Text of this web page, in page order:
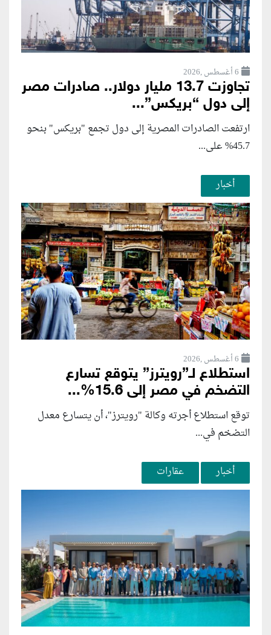
6 أغسطس ,2026
تجاوزت 13.7 مليار دولار.. صادرات مصر
إلى دول “بريكس”...
ارتفعت الصادرات المصرية إلى دول تجمع "بريكس" بنحو
45.7% على...
أخبار
6 أغسطس ,2026
استطلاع لـ”رويترز” يتوقع تسارع
التضخم في مصر إلى 15.6%...
توقع استطلاع أجرته وكالة "رويترز"، أن يتسارع ‌معدل
التضخم في...
أخبار عقارات